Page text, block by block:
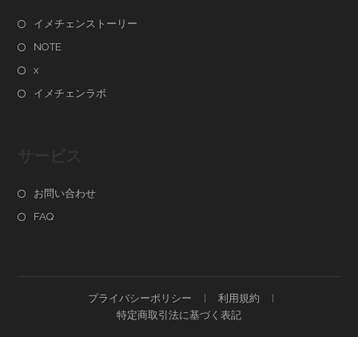
イメチェンストーリー
NOTE
x
イメチェンラボ
お問い合わせ
FAQ
プライバシーポリシー
利用規約
特定商取引法に基づく表記